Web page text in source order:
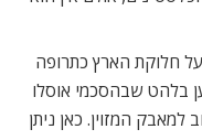
חלוקת הארץ כתרופה
בלהט שבהסכמי אוסלו
המזוין. כאן ניתן